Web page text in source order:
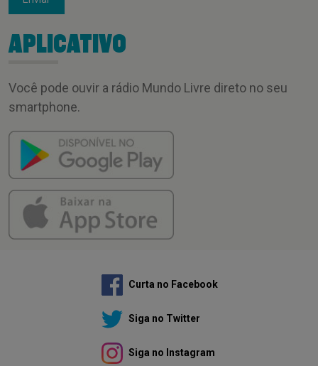
APLICATIVO
Você pode ouvir a rádio Mundo Livre direto no seu
smartphone.
Curta no Facebook
Siga no Twitter
Siga no Instagram